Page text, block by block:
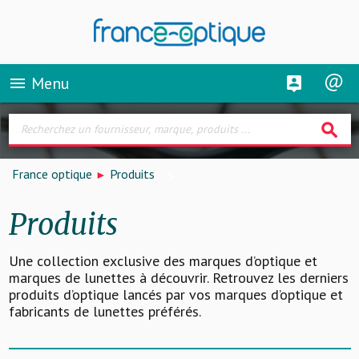
menu Menu
search
France optique Produits
Produits
Une collection exclusive des marques d’optique et
marques de lunettes à découvrir. Retrouvez les derniers
produits d’optique lancés par vos marques d’optique et
fabricants de lunettes préférés.